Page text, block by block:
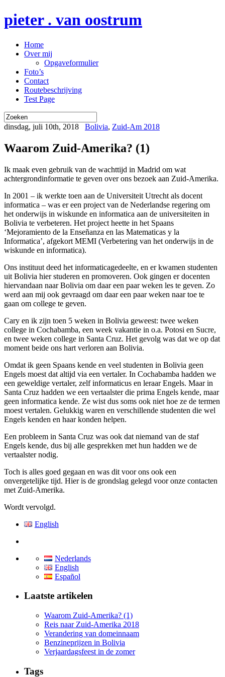
pieter . van oostrum
Home
Over mij
Opgaveformulier
Foto’s
Contact
Routebeschrijving
Test Page
dinsdag, juli 10th, 2018 Bolivia, Zuid-Am 2018
Waarom Zuid-Amerika? (1)
Ik maak even gebruik van de wachttijd in Madrid om wat
achtergrondinformatie te geven over ons bezoek aan Zuid-Amerika.
In 2001 – ik werkte toen aan de Universiteit Utrecht als docent
informatica – was er een project van de Nederlandse regering om
het onderwijs in wiskunde en informatica aan de universiteiten in
Bolivia te verbeteren. Het project heette in het Spaans
‘Mejoramiento de la Enseñanza en las Matematicas y la
Informatica’, afgekort MEMI (Verbetering van het onderwijs in de
wiskunde en informatica).
Ons instituut deed het informaticagedeelte, en er kwamen studenten
uit Bolivia hier studeren en promoveren. Ook gingen er docenten
hiervandaan naar Bolivia om daar een paar weken les te geven. Zo
werd aan mij ook gevraagd om daar een paar weken naar toe te
gaan om college te geven.
Cary en ik zijn toen 5 weken in Bolivia geweest: twee weken
college in Cochabamba, een week vakantie in o.a. Potosi en Sucre,
en twee weken college in Santa Cruz. Het gevolg was dat we op dat
moment beide ons hart verloren aan Bolivia.
Omdat ik geen Spaans kende en veel studenten in Bolivia geen
Engels moest dat altijd via een vertaler. In Cochabamba hadden we
een geweldige vertaler, zelf informaticus en leraar Engels. Maar in
Santa Cruz hadden we een vertaalster die prima Engels kende, maar
geen informatica kende. Ze wist dus soms ook niet hoe ze de termen
moest vertalen. Gelukkig waren en verschillende studenten die wel
Engels kenden en haar konden helpen.
Een probleem in Santa Cruz was ook dat niemand van de staf
Engels kende, dus bij alle gesprekken met hun hadden we de
vertaalster nodig.
Toch is alles goed gegaan en was dit voor ons ook een
onvergetelijke tijd. Hier is de grondslag gelegd voor onze contacten
met Zuid-Amerika.
Wordt vervolgd.
English
Nederlands
English
Español
Laatste artikelen
Waarom Zuid-Amerika? (1)
Reis naar Zuid-Amerika 2018
Verandering van domeinnaam
Benzineprijzen in Bolivia
Verjaardagsfeest in de zomer
Tags